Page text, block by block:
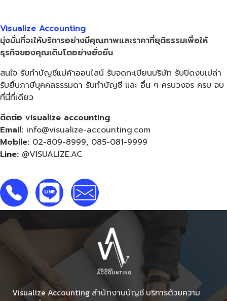
Visualize Accounting
มุ่งมั่นที่จะให้บริการอย่างมีคุณภาพและราคาที่ยุติธรรมเพื่อให้
ธุรกิจของคุณเติบโตอย่างยั่งยืน
สนใจ รับทำบัญชีแม่ค้าออนไลน์ รับจดทะเบียนบริษัท รับปิดงบเปล่า
รับยื่นภาษีบุคคลธรรมดา รับทำบัญชี และ อื่น ๆ ครบวงจร ครบ จบ
ที่นี่ที่เดียว
ติดต่อ visualize accounting
Email: info@visualize-accounting.com
Mobile: 02-809-8999, 085-081-9999
Line: @VISUALIZE.AC
Visualize Accounting สำนักงานบัญชีบริการด้วยความ